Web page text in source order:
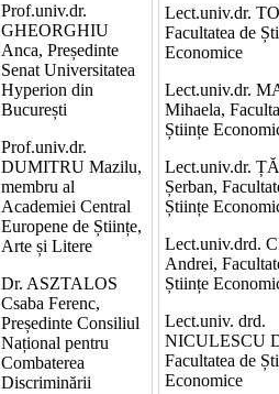
Prof.univ.dr.
GHEORGHIU
Anca, Președinte
Senat Universitatea
Hyperion din
București
Prof.univ.dr.
DUMITRU Mazilu,
membru al
Academiei Central
Europene de Științe,
Arte și Litere
Dr. ASZTALOS
Csaba Ferenc,
Președinte Consiliul
Național pentru
Combaterea
Discriminării
Lect.univ.dr.
Facultatea de
Economice
Lect.univ.dr.
Mihaela,
Științe
Lect.univ.dr.
Șerban,
Științe
Lect.univ.drd.
Andrei,
Științe
Lect.univ. drd.
NICULESCU
Facultatea de
Economice